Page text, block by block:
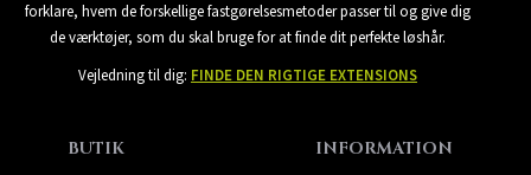
forklare, hvem de forskellige fastgørelsesmetoder passer til og give dig
de værktøjer, som du skal bruge for at finde dit perfekte løshår.
Vejledning til dig: FINDE DEN RIGTIGE EXTENSIONS
BUTIK INFORMATION